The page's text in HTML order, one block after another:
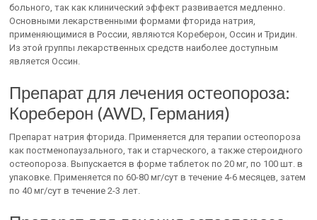
больного, так как клинический эффект развивается медленно.
Основными лекарственными формами фторида натрия,
применяющимися в России, являются Кореберон, Оссин и Тридин.
Из этой группы лекарственных средств наиболее доступным
является Оссин.
Препарат для лечения остеопороза:
Кореберон (AWD, Германия)
Препарат натрия фторида. Применяется для терапии остеопороза
как постменопаузального, так и старческого, а также стероидного
остеопороза. Выпускается в форме таблеток по 20 мг, по 100 шт. в
упаковке. Применяется по 60-80 мг/сут в течение 4-6 месяцев, затем
по 40 мг/сут в течение 2-3 лет.